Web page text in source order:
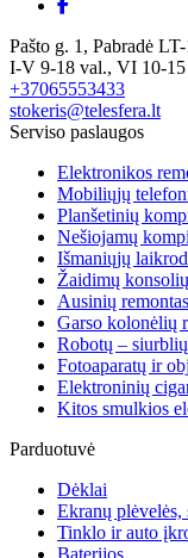
Pašto g. 1, Pabradė
I-V 9-18 val., VI 10-
+37065553433
stokeris@telesfera.lt
Serviso paslaugos
Elektronikos
Mobiliųjų
Planšetinių
Nešiojamų
Išmaniųjų
Žaidimų
Ausinių remontas
Garso kolonėlių
Robotų –
Fotoaparatų ir
Elektroninių
Kitos smulkios
Parduotuvė
Dėklai
Ekranų plėvelės,
Tinklo ir auto
Baterijos